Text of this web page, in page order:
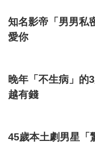
知名影帝「男男私
愛你
晚年「不生病」
越有錢
45歲本土劇男星「